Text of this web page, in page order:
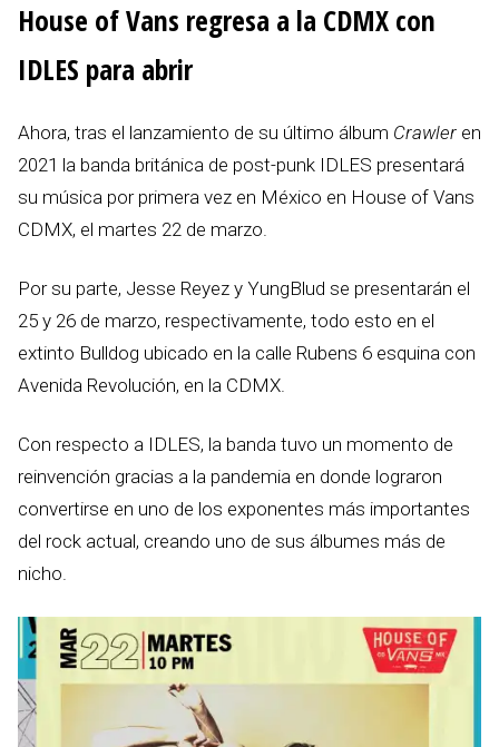
House of Vans regresa a la CDMX con
IDLES para abrir
Ahora, tras el lanzamiento de su último álbum Crawler en
2021 la banda británica de post-punk IDLES presentará
su música por primera vez en México en House of Vans
CDMX, el martes 22 de marzo.
Por su parte, Jesse Reyez y YungBlud se presentarán el
25 y 26 de marzo, respectivamente, todo esto en el
extinto Bulldog ubicado en la calle Rubens 6 esquina con
Avenida Revolución, en la CDMX.
Con respecto a IDLES, la banda tuvo un momento de
reinvención gracias a la pandemia en donde lograron
convertirse en uno de los exponentes más importantes
del rock actual, creando uno de sus álbumes más de
nicho.